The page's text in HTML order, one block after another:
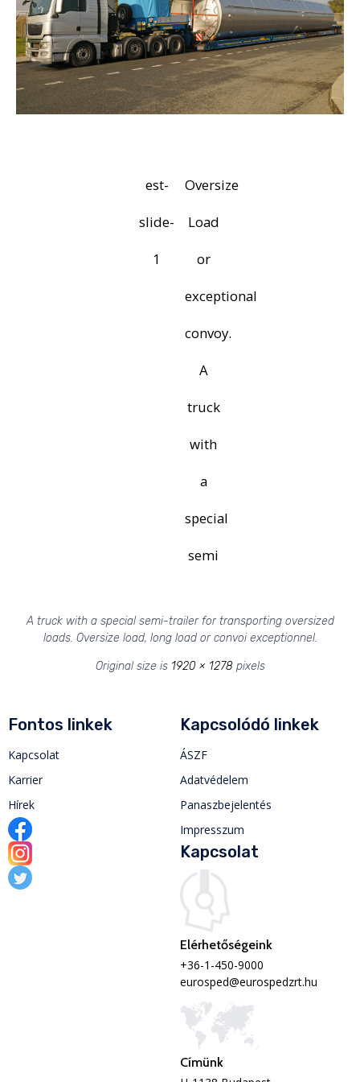
est-
slide-
1
Oversize
Load
or
exceptional
convoy.
A
truck
with
a
special
semi
A truck with a special semi-trailer for transporting oversized
loads. Oversize load, long load or convoi exceptionnel.
Original size is 1920 × 1278pixels
Fontos linkek
Kapcsolat
Karrier
Hírek
Kapcsolódó linkek
ÁSZF
Adatvédelem
Panaszbejelentés
Impresszum
Kapcsolat
Elérhetőségeink
+36-1-450-9000
eurosped@eurospedzrt.hu
Címünk